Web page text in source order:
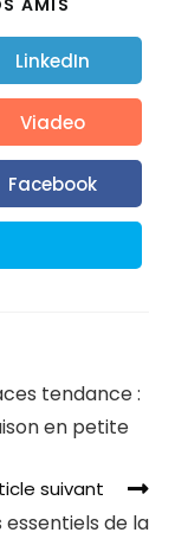
AMIS
LinkedIn
Viadeo
Facebook
tendance :
en petite
suivant
essentiels de la